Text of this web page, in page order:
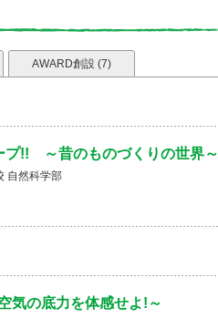
AWARD創設 (7)
プ!! ～昔のものづくりの世界～
自然科学部
気の底力を体感せよ!～